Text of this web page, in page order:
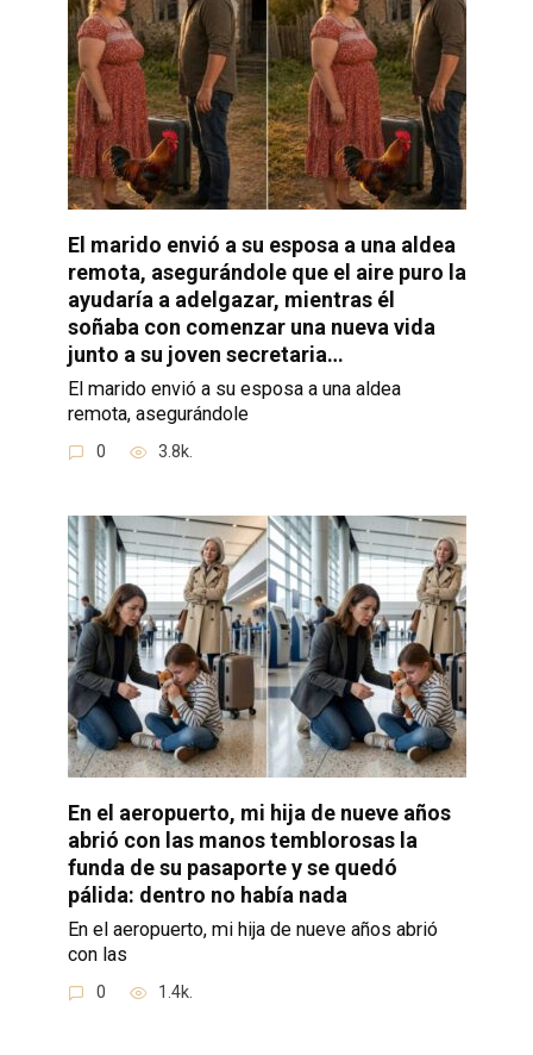
El marido envió a su esposa a una aldea
remota, asegurándole que el aire puro la
ayudaría a adelgazar, mientras él
soñaba con comenzar una nueva vida
junto a su joven secretaria…
El marido envió a su esposa a una aldea
remota, asegurándole
0 3.8k.
En el aeropuerto, mi hija de nueve años
abrió con las manos temblorosas la
funda de su pasaporte y se quedó
pálida: dentro no había nada
En el aeropuerto, mi hija de nueve años abrió
con las
0 1.4k.